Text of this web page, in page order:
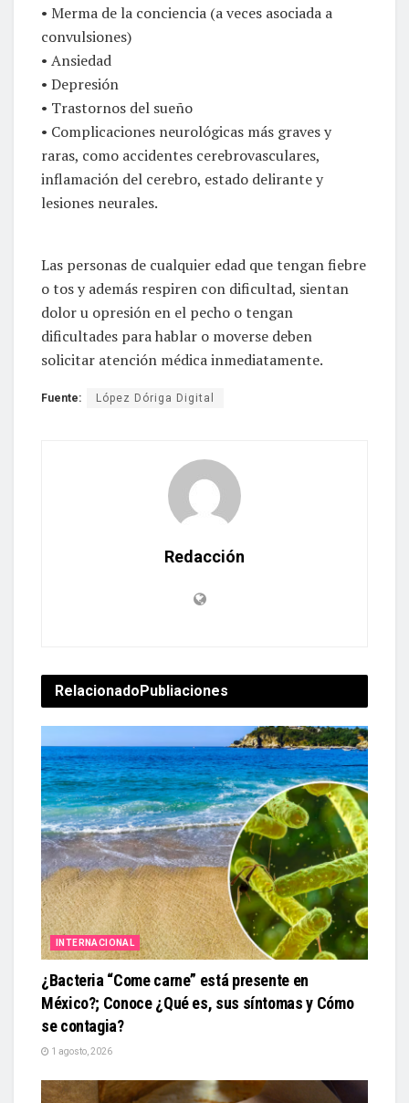
• Merma de la conciencia (a veces asociada a
convulsiones)
• Ansiedad
• Depresión
• Trastornos del sueño
• Complicaciones neurológicas más graves y
raras, como accidentes cerebrovasculares,
inflamación del cerebro, estado delirante y
lesiones neurales.
Las personas de cualquier edad que tengan fiebre
o tos y además respiren con dificultad, sientan
dolor u opresión en el pecho o tengan
dificultades para hablar o moverse deben
solicitar atención médica inmediatamente.
Fuente: López Dóriga Digital
Redacción
RelacionadoPubliaciones
INTERNACIONAL
¿Bacteria “Come carne” está presente en
México?; Conoce ¿Qué es, sus síntomas y Cómo
se contagia?
1 agosto, 2026